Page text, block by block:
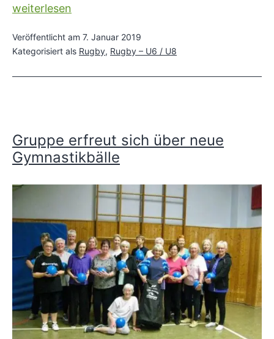
U6/U8
Hinrunde
Saison
2019/2020
weiterlesen
Veröffentlicht am 7. Januar 2019
Kategorisiert als Rugby, Rugby – U6 / U8
Gruppe erfreut sich über neue
Gymnastikbälle